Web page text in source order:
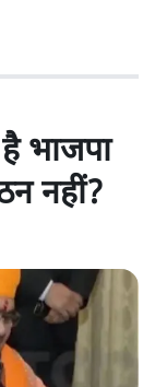
है भाजपा
नहीं?